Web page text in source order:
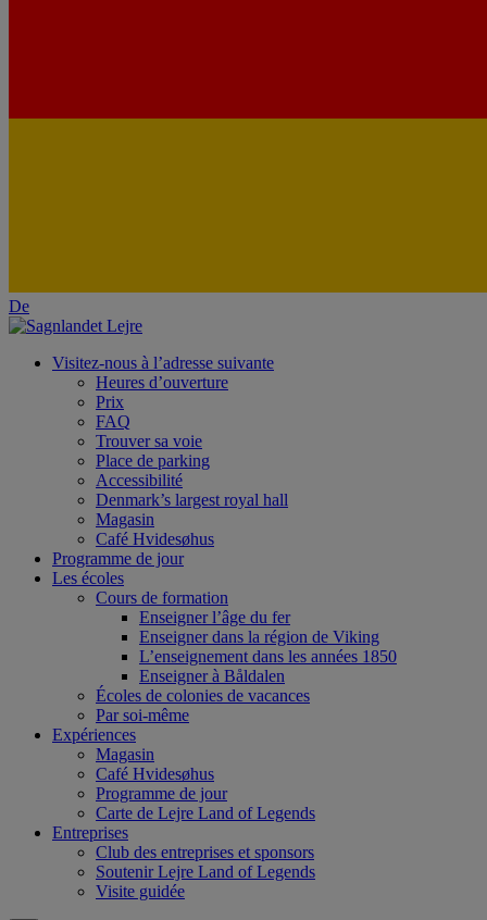
De
Visitez-nous à l’adresse suivante
Heures d’ouverture
Prix
FAQ
Trouver sa voie
Place de parking
Accessibilité
Denmark’s largest royal hall
Magasin
Café Hvidesøhus
Programme de jour
Les écoles
Cours de formation
Enseigner l’âge du fer
Enseigner dans la région de Viking
L’enseignement dans les années 1850
Enseigner à Båldalen
Écoles de colonies de vacances
Par soi-même
Expériences
Magasin
Café Hvidesøhus
Programme de jour
Carte de Lejre Land of Legends
Entreprises
Club des entreprises et sponsors
Soutenir Lejre Land of Legends
Visite guidée